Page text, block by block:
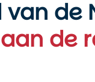
de
aan de